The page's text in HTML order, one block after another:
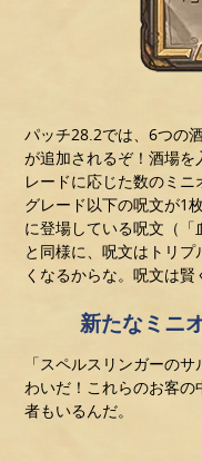
パッチ28.2では、6つの
が追加されるぞ！酒場
レードに応じた数のミ
グレード以下の呪文が1
に登場している呪文（「
と同様に、呪文はトリ
くなるからな。呪文は賢
新たなミニ
「スペルスリンガーの
わいだ！これらのお客
者もいるんだ。